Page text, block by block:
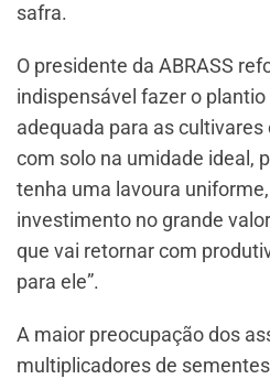
safra.
O presidente da ABRASS
indispensável fazer o
adequada para as cultivares
com solo na umidade ideal,
tenha uma lavoura
investimento no grande
que vai retornar com
para ele”.
A maior preocupação dos
multiplicadores de